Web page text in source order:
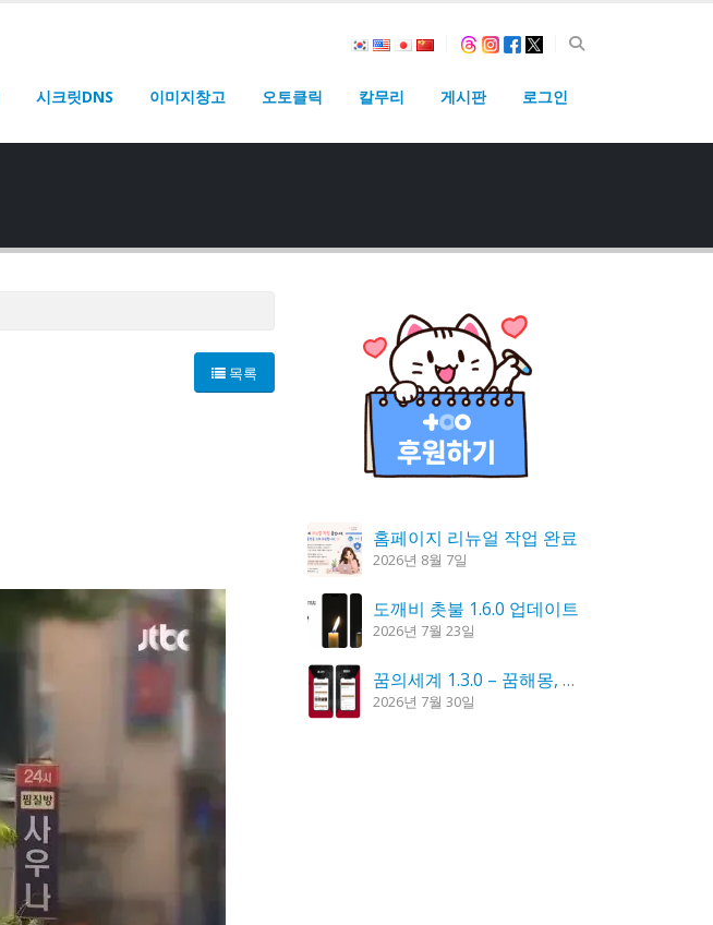
시크릿DNS 이미지창고 오토클릭 칼무리 게시판 로그인
목록
홈페이지 리뉴얼 작업 완료
2026년 8월 7일
도깨비 촛불 1.6.0 업데이트
2026년 7월 23일
꿈의세계 1.3.0 – 꿈해몽, 꿈풀이
2026년 7월 30일